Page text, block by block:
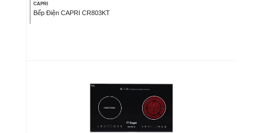
CAPRI
Bếp Điện CAPRI CR803KT